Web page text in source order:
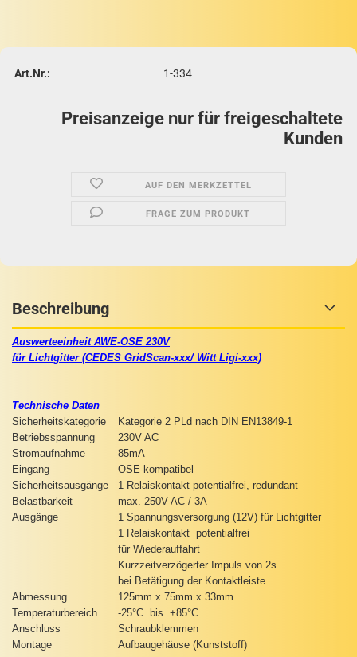
Art.Nr.: 1-334
Preisanzeige nur für freigeschaltete
Kunden
AUF DEN MERKZETTEL
FRAGE ZUM PRODUKT
Beschreibung
Auswerteeinheit AWE-OSE 230V
für Lichtgitter (CEDES GridScan-xxx/ Witt Ligi-xxx)
Technische Daten
Sicherheitskategorie
Kategorie 2 PLd nach DIN EN13849-1
Betriebsspannung
230V AC
Stromaufnahme
85mA
Eingang
OSE-kompatibel
Sicherheitsausgänge
1 Relaiskontakt potentialfrei, redundant
Belastbarkeit
max. 250V AC / 3A
Ausgänge
1 Spannungsversorgung (12V) für Lichtgitter
1 Relaiskontakt potentialfrei
für Wiederauffahrt
Kurzzeitverzögerter Impuls von 2s
bei Betätigung der Kontaktleiste
Abmessung
125mm x 75mm x 33mm
Temperaturbereich
-25°C bis +85°C
Anschluss
Schraubklemmen
Montage
Aufbaugehäuse (Kunststoff)